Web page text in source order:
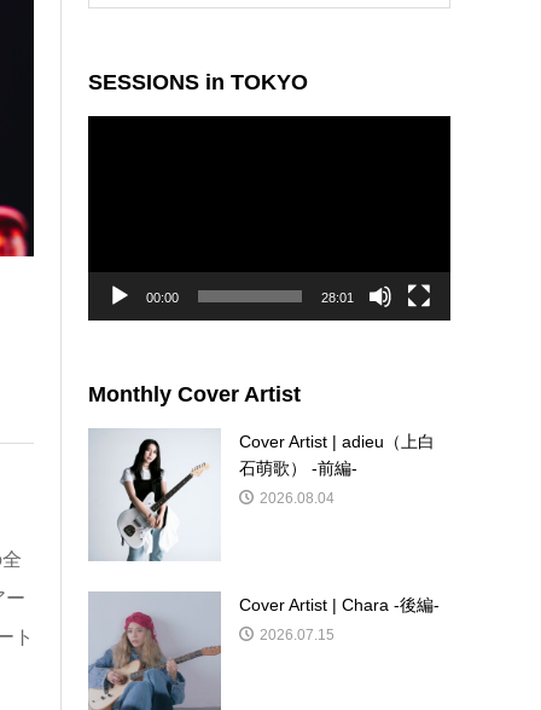
ー
ト
SESSIONS in TOKYO
00:00 28:01
Monthly Cover Artist
Cover Artist | adieu（上白
石萌歌） -前編-
2026.08.04
Cover Artist | Chara -後編-
2026.07.15